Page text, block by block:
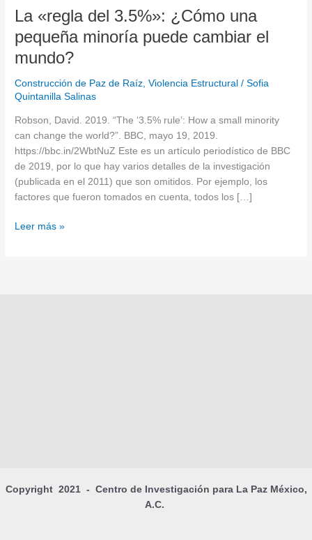
La «regla del 3.5%»: ¿Cómo una
pequeña minoría puede cambiar el
mundo?
Construcción de Paz de Raíz,Violencia Estructural /Sofia
Quintanilla Salinas
Robson, David. 2019. “The ‘3.5% rule’: How a small minority
can change the world?”. BBC, mayo 19, 2019.
https://bbc.in/2WbtNuZ Este es un artículo periodístico de BBC
de 2019, por lo que hay varios detalles de la investigación
(publicada en el 2011) que son omitidos. Por ejemplo, los
factores que fueron tomados en cuenta, todos los […]
Leer más »
Copyright 2021 - Centro de Investigación para La Paz México,
A.C.